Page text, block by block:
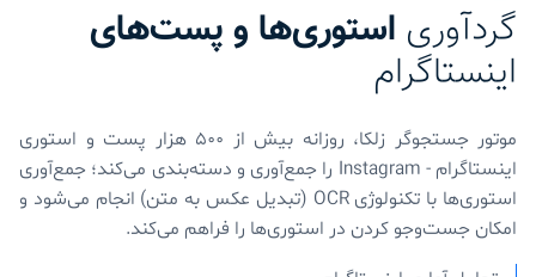
گردآوری استوری‌ها و پست‌های
اینستاگرام
موتور جستجوگر زلکا، روزانه بیش از ۵۰۰ هزار پست و استوری
اینستاگرام - Instagram را جمع‌آوری و دسته‌بندی می‌کند؛ جمع‌آوری
استوری‌ها با تکنولوژی OCR (تبدیل عکس به متن) انجام می‌شود و
امکان جست‌وجو کردن در استوری‌ها را فراهم می‌کند.